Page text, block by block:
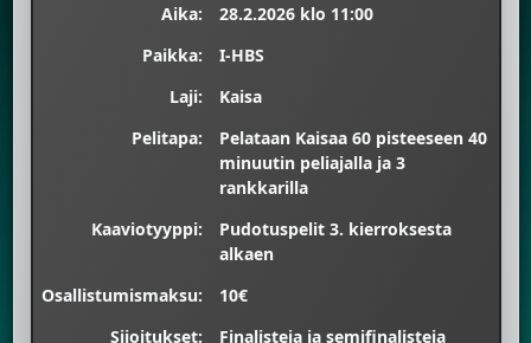
Aika:
28.2.2026 klo 11:00
Paikka:
I-HBS
Laji:
Kaisa
Pelitapa:
Pelataan Kaisaa 60 pisteeseen 40
minuutin peliajalla ja 3
rankkarilla
Kaaviotyyppi:
Pudotuspelit 3. kierroksesta
alkaen
Osallistumismaksu:
10€
Sijoitukset:
Finalisteja ja semifinalisteja